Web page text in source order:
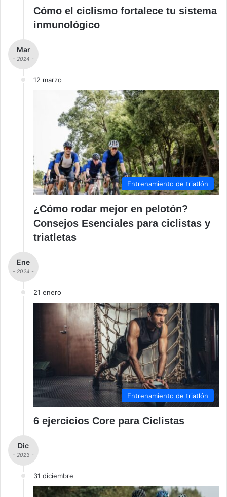
Cómo el ciclismo fortalece tu sistema
inmunológico
Mar
- 2024 -
12 marzo
Entrenamiento de triatlón
¿Cómo rodar mejor en pelotón?
Consejos Esenciales para ciclistas y
triatletas
Ene
- 2024 -
21 enero
Entrenamiento de triatlón
6 ejercicios Core para Ciclistas
Dic
- 2023 -
31 diciembre